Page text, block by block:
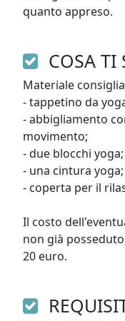
quanto appreso.
COSA TI
Materiale
- tappetino da
- abbigliamento
movimento;
- due blocchi yoga;
- una cintura yoga;
- coperta per il
Il costo
non già
20 euro.